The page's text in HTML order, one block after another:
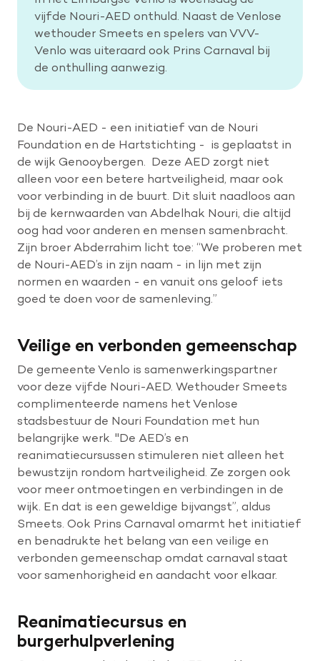
Help mee met tijd
Leven met
Doneer
vijfde Nouri-AED onthuld. Naast de Venlose
wethouder Smeets en spelers van VVV-
Venlo was uiteraard ook Prins Carnaval bij
de onthulling aanwezig.
De Nouri-AED - een initiatief van de Nouri
Foundation en de Hartstichting - is geplaatst in
de wijk Genooybergen. Deze AED zorgt niet
alleen voor een betere hartveiligheid, maar ook
voor verbinding in de buurt. Dit sluit naadloos aan
bij de kernwaarden van Abdelhak Nouri, die altijd
oog had voor anderen en mensen samenbracht.
Zijn broer Abderrahim licht toe: “We proberen met
de Nouri-AED’s in zijn naam - in lijn met zijn
normen en waarden - en vanuit ons geloof iets
goed te doen voor de samenleving.”
Veilige en verbonden gemeenschap
De gemeente Venlo is samenwerkingspartner
voor deze vijfde Nouri-AED. Wethouder Smeets
complimenteerde namens het Venlose
stadsbestuur de Nouri Foundation met hun
belangrijke werk. "De AED’s en
reanimatiecursussen stimuleren niet alleen het
bewustzijn rondom hartveiligheid. Ze zorgen ook
voor meer ontmoetingen en verbindingen in de
wijk. En dat is een geweldige bijvangst”, aldus
Smeets. Ook Prins Carnaval omarmt het initiatief
en benadrukte het belang van een veilige en
verbonden gemeenschap omdat carnaval staat
voor samenhorigheid en aandacht voor elkaar.
Reanimatiecursus en
burgerhulpverlening